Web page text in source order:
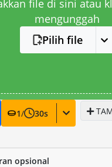
file di sini atau
mengunggah
Pilih file
1/ 30s
opsional